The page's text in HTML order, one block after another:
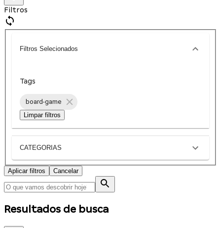
Filtros
Filtros Selecionados
Tags
board-game
Limpar filtros
CATEGORIAS
Aplicar filtros Cancelar
Resultados de busca